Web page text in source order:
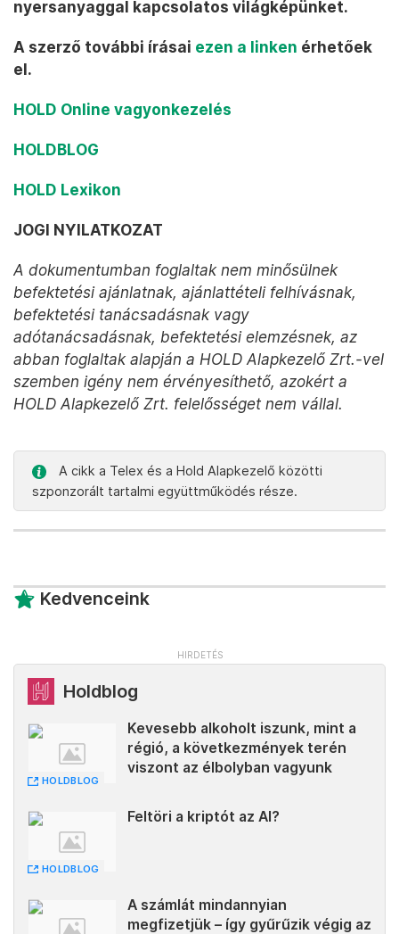
nyersanyaggal kapcsolatos világképünket.
A szerző további írásai ezen a linken érhetőek
el.
HOLD Online vagyonkezelés
HOLDBLOG
HOLD Lexikon
JOGI NYILATKOZAT
A dokumentumban foglaltak nem minősülnek
befektetési ajánlatnak, ajánlattételi felhívásnak,
befektetési tanácsadásnak vagy
adótanácsadásnak, befektetési elemzésnek, az
abban foglaltak alapján a HOLD Alapkezelő Zrt.-vel
szemben igény nem érvényesíthető, azokért a
HOLD Alapkezelő Zrt. felelősséget nem vállal.
A cikk a Telex és a Hold Alapkezelő közötti
szponzorált tartalmi együttműködés része.
Kedvenceink
Holdblog
HOLDBLOG
Kevesebb alkoholt iszunk, mint a
régió, a következmények terén
viszont az élbolyban vagyunk
HOLDBLOG
Feltöri a kriptót az AI?
A számlát mindannyian
megfizetjük – így gyűrűzik végig az